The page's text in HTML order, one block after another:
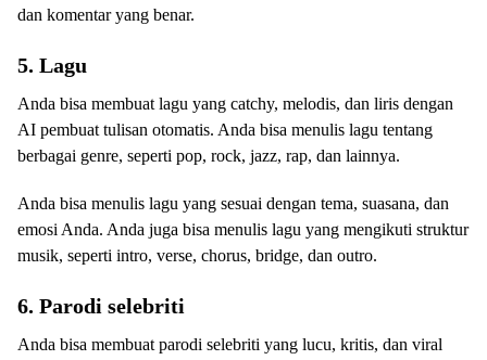
dan komentar yang benar.
5. Lagu
Anda bisa membuat lagu yang catchy, melodis, dan liris dengan
AI pembuat tulisan otomatis. Anda bisa menulis lagu tentang
berbagai genre, seperti pop, rock, jazz, rap, dan lainnya.
Anda bisa menulis lagu yang sesuai dengan tema, suasana, dan
emosi Anda. Anda juga bisa menulis lagu yang mengikuti struktur
musik, seperti intro, verse, chorus, bridge, dan outro.
6. Parodi selebriti
Anda bisa membuat parodi selebriti yang lucu, kritis, dan viral